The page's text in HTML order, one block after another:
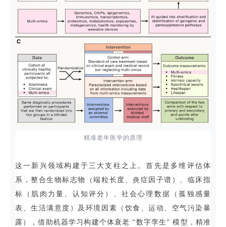
精准老年医学的原理
这一新兴领域构建于三大支柱之上。首先是多维评估体
系，整合生物标志物（端粒长度、炎症因子谱）、临床指
标（肌肉力量、认知评分）、社会心理数据（孤独感量
表、生活满意度）及环境因素（饮食、运动、空气污染暴
露），借助机器学习构建个体衰老 “数字孪生” 模型，精准